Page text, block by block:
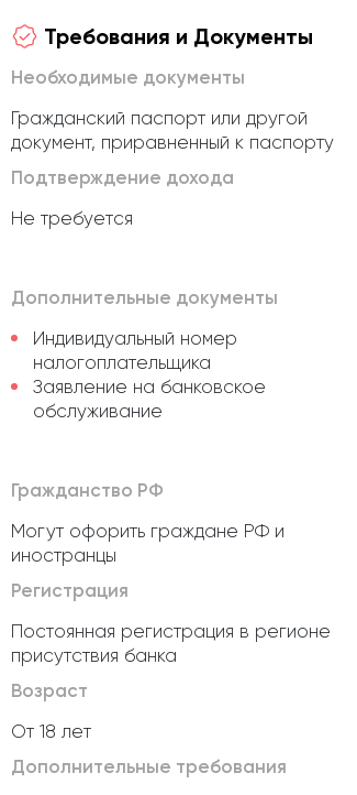
Требования и Документы
Необходимые документы
Гражданский паспорт или другой
документ, приравненный к паспорту
Подтверждение дохода
Не требуется
Дополнительные документы
Индивидуальный номер
налогоплательщика
Заявление на банковское
обслуживание
Гражданство РФ
Могут офорить граждане РФ и
иностранцы
Регистрация
Постоянная регистрация в регионе
присутствия банка
Возраст
От 18 лет
Дополнительные требования